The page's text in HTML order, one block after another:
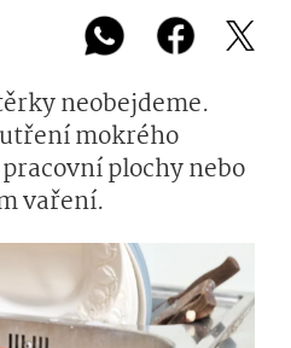
neobejdeme.
mokrého
plochy nebo
vaření.